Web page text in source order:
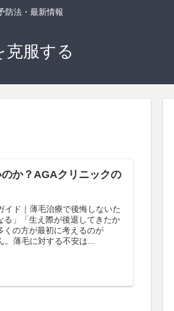
防法・最新情報
克服する
か？AGAクリニックの
イド｜薄毛治療で後悔しないた
る」「生え際が後退してきたか
の方が最初に考えるのが
薄毛に対する不安は...